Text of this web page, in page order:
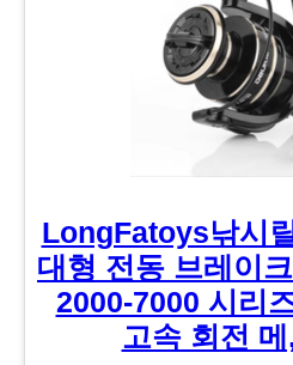
LongFatoys낚시
대형 전동 브레이
2000-7000 시리
고속 회전